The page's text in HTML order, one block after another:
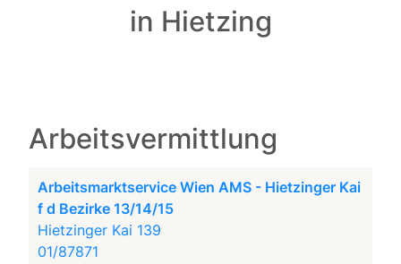
in Hietzing
Arbeitsvermittlung
Arbeitsmarktservice Wien AMS - Hietzinger Kai
f d Bezirke 13/14/15
Hietzinger Kai 139
01/87871